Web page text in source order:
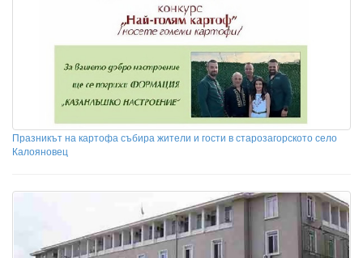
Празникът на картофа събира жители и гости в старозагорското село
Калояновец